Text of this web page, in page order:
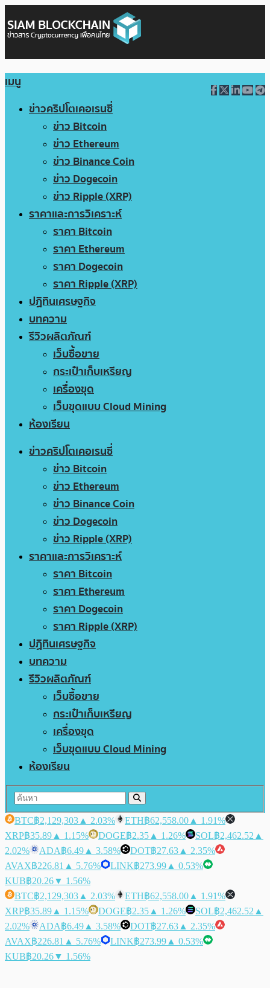
เมนู
ข่าวคริปโตเคอเรนซี่
ข่าว Bitcoin
ข่าว Ethereum
ข่าว Binance Coin
ข่าว Dogecoin
ข่าว Ripple (XRP)
ราคาและการวิเคราะห์
ราคา Bitcoin
ราคา Ethereum
ราคา Dogecoin
ราคา Ripple (XRP)
ปฏิทินเศรษฐกิจ
บทความ
รีวิวผลิตภัณฑ์
เว็บซื้อขาย
กระเป๋าเก็บเหรียญ
เครื่องขุด
เว็บขุดแบบ Cloud Mining
ห้องเรียน
ข่าวคริปโตเคอเรนซี่
ข่าว Bitcoin
ข่าว Ethereum
ข่าว Binance Coin
ข่าว Dogecoin
ข่าว Ripple (XRP)
ราคาและการวิเคราะห์
ราคา Bitcoin
ราคา Ethereum
ราคา Dogecoin
ราคา Ripple (XRP)
ปฏิทินเศรษฐกิจ
บทความ
รีวิวผลิตภัณฑ์
เว็บซื้อขาย
กระเป๋าเก็บเหรียญ
เครื่องขุด
เว็บขุดแบบ Cloud Mining
ห้องเรียน
BTC฿2,129,303 ▲ 2.03% ETH฿62,558.00 ▲ 1.91%
XRP฿35.89 ▲ 1.15% DOGE฿2.35 ▲ 1.26% SOL฿2,462.52 ▲
2.02%
ADA฿6.49 ▲ 3.58% DOT฿27.63 ▲ 2.35%
AVAX฿226.81 ▲ 5.76% LINK฿273.99 ▲ 0.53%
KUB฿20.26▼ 1.56%
BTC฿2,129,303 ▲ 2.03% ETH฿62,558.00 ▲ 1.91%
XRP฿35.89 ▲ 1.15% DOGE฿2.35 ▲ 1.26% SOL฿2,462.52 ▲
2.02%
ADA฿6.49 ▲ 3.58% DOT฿27.63 ▲ 2.35%
AVAX฿226.81 ▲ 5.76% LINK฿273.99 ▲ 0.53%
KUB฿20.26▼ 1.56%